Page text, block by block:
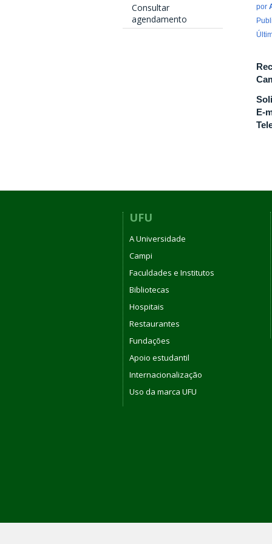
Consultar
agendamento
por
E-
UFU
A Universidade
Campi
Faculdades e Institutos
Bibliotecas
Hospitais
Restaurantes
Fundações
Apoio estudantil
Internacionalização
Uso da marca UFU